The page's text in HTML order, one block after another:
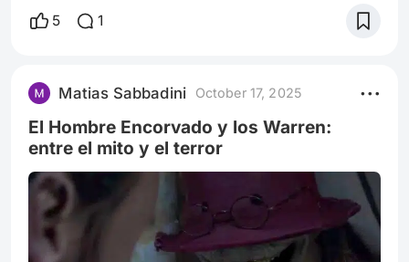
terror, el suspenso y la forma de mirar una
sugerían más que se mostraban, Hitchcock
decidió romper todas las reglas. Se atrevi
5 1
Matias Sabbadini October 17, 2025
El Hombre Encorvado y los Warren:
entre el mito y el terror